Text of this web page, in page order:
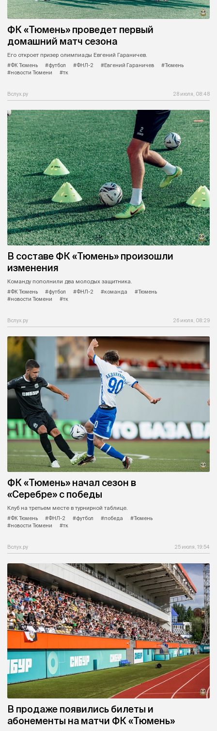
ФК «Тюмень» проведет первый
домашний матч сезона
Его откроет призер олимпиады Евгений Гараничев.
#ФК Тюмень
#футбол #ФНЛ-2 #Евгений Гараничев
#Тюмень
#новости Тюмени
#тк
Вслух.ру 28 июля, 08:48
В составе ФК «Тюмень» произошли
изменения
Команду пополнили два молодых защитника.
#ФК Тюмень
#футбол #ФНЛ-2 #команда
#Тюмень
#новости Тюмени
#тк
Вслух.ру 26 июля, 08:29
ФК «Тюмень» начал сезон в
«Серебре» с победы
Клуб на третьем месте в турнирной таблице.
#ФК Тюмень
#ФНЛ-2 #футбол #победа
#Тюмень
#новости Тюмени
#тк
Вслух.ру 25 июля, 19:54
В продаже появились билеты и
абонементы на матчи ФК «Тюмень»